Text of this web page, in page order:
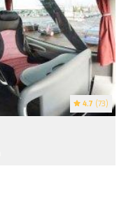
4.7 (73)